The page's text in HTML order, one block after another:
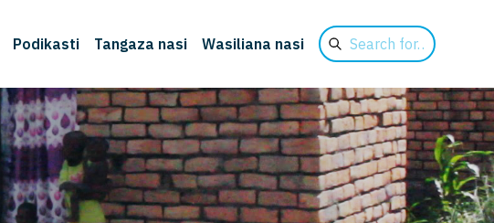
Podikasti Tangaza nasi Wasiliana nasi
Search
for